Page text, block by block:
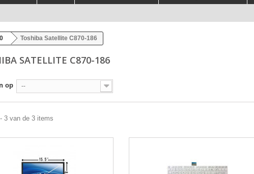
Toshiba Satellite C870-186
SATELLITE C870-186
op --
3 van de 3 items